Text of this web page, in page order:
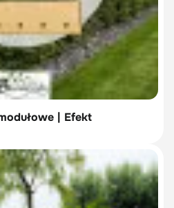
| Efekt